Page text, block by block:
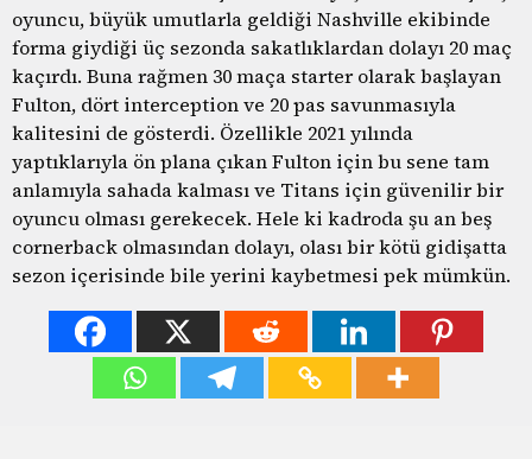
oyuncu, büyük umutlarla geldiği Nashville ekibinde
forma giydiği üç sezonda sakatlıklardan dolayı 20 maç
kaçırdı. Buna rağmen 30 maça starter olarak başlayan
Fulton, dört interception ve 20 pas savunmasıyla
kalitesini de gösterdi. Özellikle 2021 yılında
yaptıklarıyla ön plana çıkan Fulton için bu sene tam
anlamıyla sahada kalması ve Titans için güvenilir bir
oyuncu olması gerekecek. Hele ki kadroda şu an beş
cornerback olmasından dolayı, olası bir kötü gidişatta
sezon içerisinde bile yerini kaybetmesi pek mümkün.